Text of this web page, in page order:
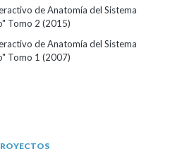
de Anatomía del Sistema
Tomo 2 (2015)
de Anatomía del Sistema
Tomo 1 (2007)